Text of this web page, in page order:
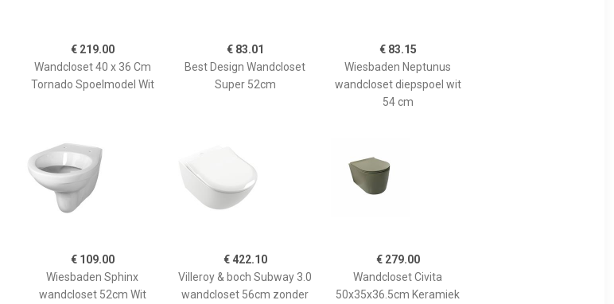
€ 219.00
Wandcloset 40 x 36 Cm
Tornado Spoelmodel Wit
€ 83.01
Best Design Wandcloset
Super 52cm
€ 83.15
Wiesbaden Neptunus
wandcloset diepspoel wit
54 cm
€ 109.00
Wiesbaden Sphinx
wandcloset 52cm Wit
€ 422.10
Villeroy & boch Subway 3.0
wandcloset 56cm zonder
€ 279.00
Wandcloset Civita
50x35x36.5cm Keramiek